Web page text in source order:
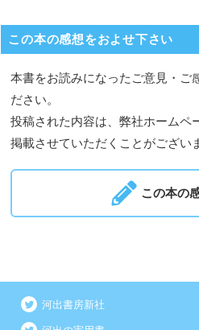
この本の感想をおよせ下さい
本書をお読みになったご意見・ご
ださい。
投稿された内容は、弊社ホームペ
掲載させていただくことがござい
この本の
河出書房新社